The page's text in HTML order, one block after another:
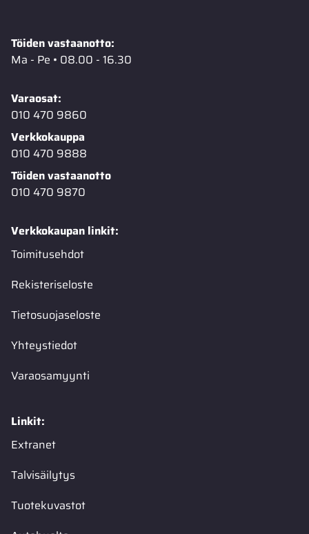
Töiden vastaanotto:
Ma - Pe • 08.00 - 16.30
Varaosat:
010 470 9860
Verkkokauppa
010 470 9888
Töiden vastaanotto
010 470 9870
Verkkokaupan linkit:
Toimitusehdot
Rekisteriseloste
Tietosuojaseloste
Yhteystiedot
Varaosamyynti
Linkit:
Extranet
Talvisäilytys
Tuotekuvastot